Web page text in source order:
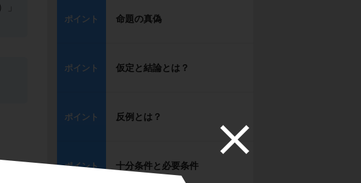
」
ポイント 命題の真偽
ポイント 仮定と結論とは？
ポイント 反例とは？
ポイント 十分条件と必要条件